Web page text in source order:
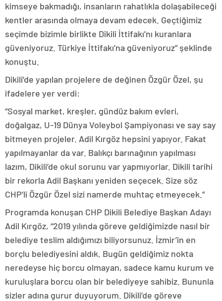
kimseye bakmadığı, insanların rahatlıkla dolaşabileceği
kentler arasında olmaya devam edecek. Geçtiğimiz
seçimde bizimle birlikte Dikili İttifakı’nı kuranlara
güveniyoruz. Türkiye İttifakı’na güveniyoruz” şeklinde
konuştu.
Dikili’de yapılan projelere de değinen Özgür Özel, şu
ifadelere yer verdi:
“Sosyal market, kreşler, gündüz bakım evleri,
doğalgaz, U-19 Dünya Voleybol Şampiyonası ve say say
bitmeyen projeler. Adil Kırgöz hepsini yapıyor. Fakat
yapılmayanlar da var. Balıkçı barınağının yapılması
lazım, Dikili’de okul sorunu var yapmıyorlar. Dikili tarihi
bir rekorla Adil Başkanı yeniden seçecek. Size söz
CHP’li Özgür Özel sizi namerde muhtaç etmeyecek.”
Programda konuşan CHP Dikili Belediye Başkan Adayı
Adil Kırgöz, “2019 yılında göreve geldiğimizde nasıl bir
belediye teslim aldığımızı biliyorsunuz. İzmir’in en
borçlu belediyesini aldık. Bugün geldiğimiz nokta
neredeyse hiç borcu olmayan, sadece kamu kurum ve
kuruluşlara borcu olan bir belediyeye sahibiz. Bununla
sizler adına gurur duyuyorum. Dikili’de göreve